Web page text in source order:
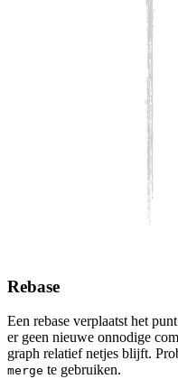
Rebase
Een rebase verplaatst het
er geen nieuwe onnodige
graph relatief netjes blijft.
merge te gebruiken.